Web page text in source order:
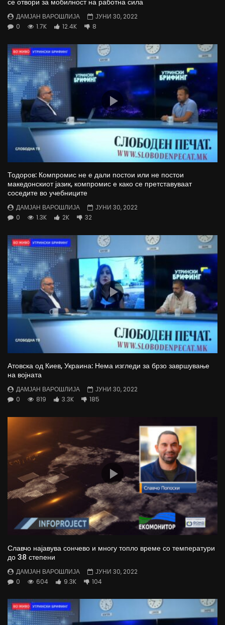
се отвори за мобилност на работна сила
ДАМЈАН ВАРОШЛИЈА
ЈУНИ 30, 2022
0
1.7K 12.4K 8
Тодоров: Компромис не е дали постои или не постои
македонскиот јазик, компромис е како се претставуваат
соседите во учебниците
ДАМЈАН ВАРОШЛИЈА
ЈУНИ 30, 2022
0
1.3K 2K 32
Атовска од Киев, Украина: Нема изгледи за брзо завршување
на војната
ДАМЈАН ВАРОШЛИЈА
ЈУНИ 30, 2022
0
819 3.3K 185
Славчо најавува сончево и многу топло време со температури
до 38 степени
ДАМЈАН ВАРОШЛИЈА
ЈУНИ 30, 2022
0
604 9.3K 104